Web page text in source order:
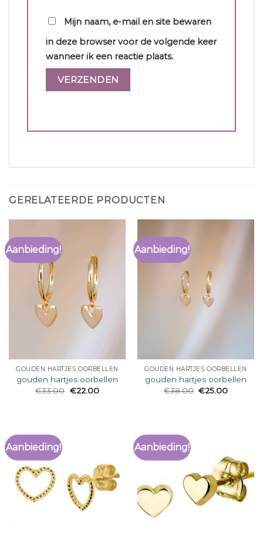
Mijn naam, e-mail en site bewaren
in deze browser voor de volgende keer
wanneer ik een reactie plaats.
GERELATEERDE PRODUCTEN
Aanbieding!
GOUDEN HARTJES OORBELLEN
gouden hartjes oorbellen
€33.00 €22.00
Aanbieding!
GOUDEN HARTJES OORBELLEN
gouden hartjes oorbellen
€38.00 €25.00
Aanbieding! Aanbieding!